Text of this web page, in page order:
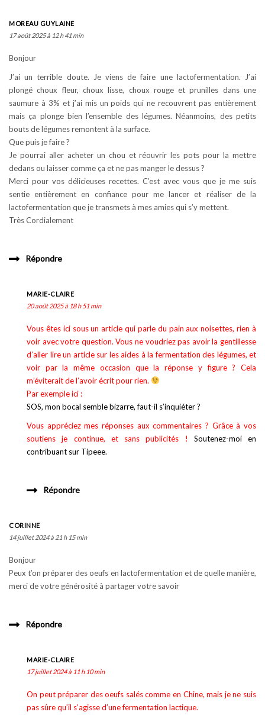
MOREAU GUYLAINE
17 août 2025 à 12 h 41 min
Bonjour
J’ai un terrible doute. Je viens de faire une lactofermentation. J’ai
plongé choux fleur, choux lisse, choux rouge et prunilles dans une
saumure à 3% et j’ai mis un poids qui ne recouvrent pas entièrement
mais ça plonge bien l’ensemble des légumes. Néanmoins, des petits
bouts de légumes remontent à la surface.
Que puis je faire ?
Je pourrai aller acheter un chou et réouvrir les pots pour la mettre
dedans ou laisser comme ça et ne pas manger le dessus ?
Merci pour vos délicieuses recettes. C’est avec vous que je me suis
sentie entièrement en confiance pour me lancer et réaliser de la
lactofermentation que je transmets à mes amies qui s’y mettent.
Très Cordialement
Répondre
MARIE-CLAIRE
20 août 2025 à 18 h 51 min
Vous êtes ici sous un article qui parle du pain aux noisettes, rien à
voir avec votre question. Vous ne voudriez pas avoir la gentillesse
d’aller lire un article sur les aides à la fermentation des légumes, et
voir par la même occasion que la réponse y figure ? Cela
m’éviterait de l’avoir écrit pour rien.
Par exemple ici :
SOS, mon bocal semble bizarre, faut-il s’inquiéter ?
Vous appréciez mes réponses aux commentaires ? Grâce à vos
soutiens je continue, et sans publicités ! Soutenez-moi en
contribuant sur Tipeee.
Répondre
CORINNE
14 juillet 2024 à 21 h 15 min
Bonjour
Peux t’on préparer des oeufs en lactofermentation et de quelle manière,
merci de votre générosité à partager votre savoir
Répondre
MARIE-CLAIRE
17 juillet 2024 à 11 h 10 min
On peut préparer des oeufs salés comme en Chine, mais je ne suis
pas sûre qu’il s’agisse d’une fermentation lactique.